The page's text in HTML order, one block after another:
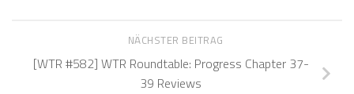
NÄCHSTER BEITRAG
[WTR #582] WTR Roundtable: Progress Chapter 37-
39 Reviews